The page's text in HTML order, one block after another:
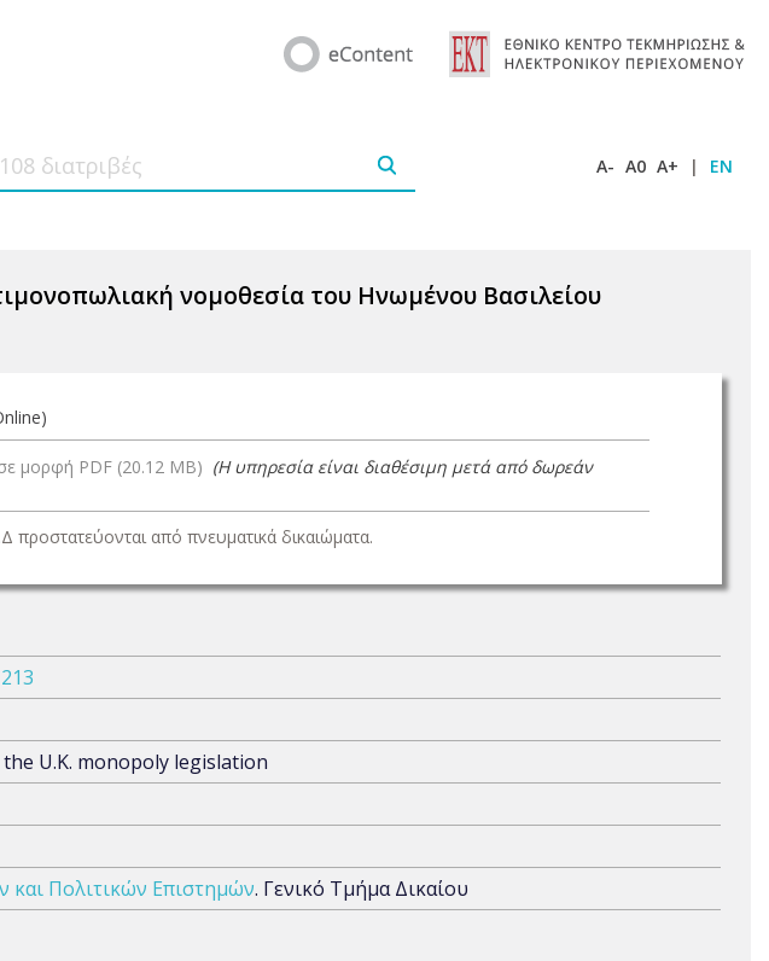
A- A0 A+ | EN
νομοθεσία του Ηνωμένου Βασιλείου
μορφή PDF (20.12 MB) (Η υπηρεσία είναι διαθέσιμη μετά από δωρεάν
προστατεύονται από πνευματικά δικαιώματα.
U.K. monopoly legislation
και Πολιτικών Επιστημών. Γενικό Τμήμα Δικαίου